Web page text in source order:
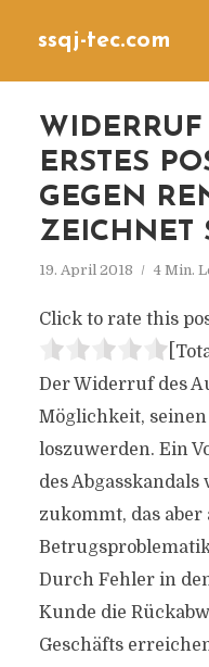
ssqj-tec.com
WIDERRUF
ERSTES
GEGEN
ZEICHNET
19. April 2018 4 Min.
Click to rate this
Der Widerruf des
Möglichkeit,
loszuwerden. Ein
des
zukommt, das
Durch Fehler in
Kunde die
Geschäfts